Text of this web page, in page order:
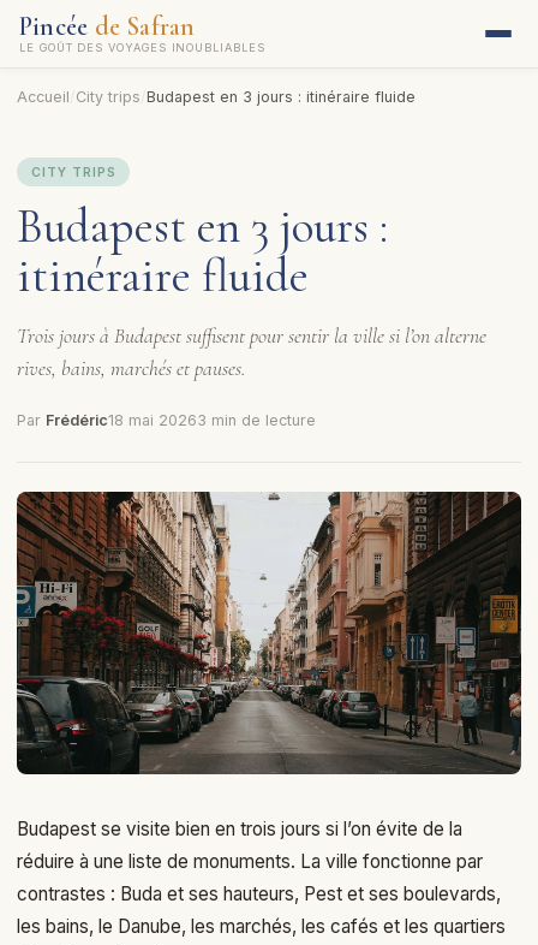
Pincée de Safran
LE GOÛT DES VOYAGES INOUBLIABLES
Accueil City trips /Budapest en 3 jours : itinéraire fluide
CITY TRIPS
Budapest en 3 jours :
itinéraire fluide
Trois jours à Budapest suffisent pour sentir la ville si l’on alterne
rives, bains, marchés et pauses.
Par Frédéric18 mai 20263 min de lecture
Budapest se visite bien en trois jours si l’on évite de la
réduire à une liste de monuments. La ville fonctionne par
contrastes : Buda et ses hauteurs, Pest et ses boulevards,
les bains, le Danube, les marchés, les cafés et les quartiers